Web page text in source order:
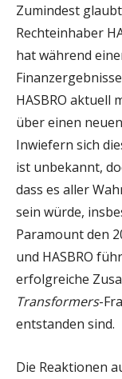
Zumindest
Rechteinhaber
hat während
HASBRO aktuell
über einen neuen
Inwiefern sich
ist unbekannt,
dass es aller
sein würde,
Paramount den
und HASBRO
erfolgreiche
Transformers-
entstanden sind.
Die Reaktionen